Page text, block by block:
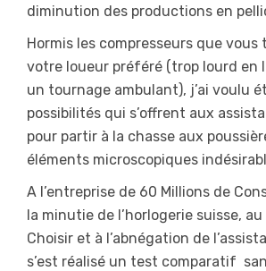
diminution des productions en
Hormis les compresseurs que vous
votre loueur préféré (trop lourd en
un tournage ambulant), j’ai voulu
possibilités qui s’offrent aux
pour partir à la chasse aux
éléments microscopiques
A l’entreprise de 60 Millions de
la minutie de l’horlogerie suisse, au
Choisir et à l’abnégation de
s’est réalisé un test comparatif